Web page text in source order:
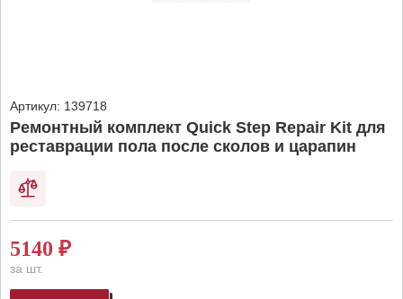
Артикул: 139718
Ремонтный комплект Quick Step Repair Kit для
реставрации пола после сколов и царапин
5140 ₽
за шт.